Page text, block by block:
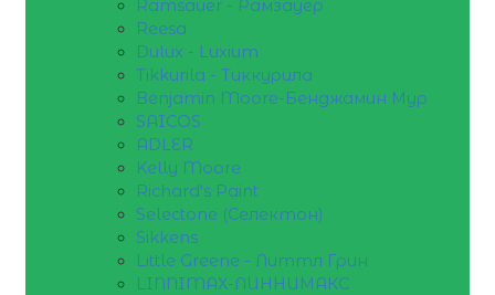
Ramsauer - Рамзауер
Reesa
Dulux - Luxium
Tikkurila - Тиккурила
Benjamin Moore-Бенджамин Мур
SAICOS
ADLER
Kelly Moore
Richard's Paint
Selectone (Селектон)
Sikkens
Little Greene - Литтл Грин
LINNIMAX-ЛИННИМАКС